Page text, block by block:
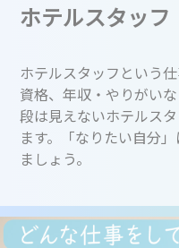
ホテルスタッフ
ホテルスタッフという
資格、年収・やりがい
段は見えないホテルス
ます。「なりたい自分
ましょう。